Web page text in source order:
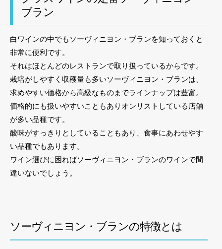
ブラン
白ワインの中でもソーヴィニヨン・ブランを知っておくと
非常に便利です。
それはほとんどのレストランで取り扱っているからです。
栽培がしやすく収穫量も多いソーヴィニヨン・ブランは、
求めやすい価格から高級なものまでラインナップは豊富。
価格的にも扱いやすいこともありオンリストしている店舗
が多い品種です。
酸味がすっきりとしていることもあり、食事にあわせやす
い品種でもあります。
ワイン選びに困ればソーヴィニヨン・ブランのワインで間
違いないでしょう。
ソーヴィニヨン・ブランの特徴とは